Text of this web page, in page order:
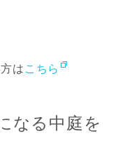
は こちら
なる中庭を